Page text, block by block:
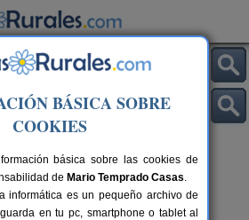
de Alaró
BÁSICA SOBRE
COOKIES
básica sobre las cookies de
de Mario Temprado Casas.
informática es un pequeño archivo de
en tu pc, smartphone o tablet al